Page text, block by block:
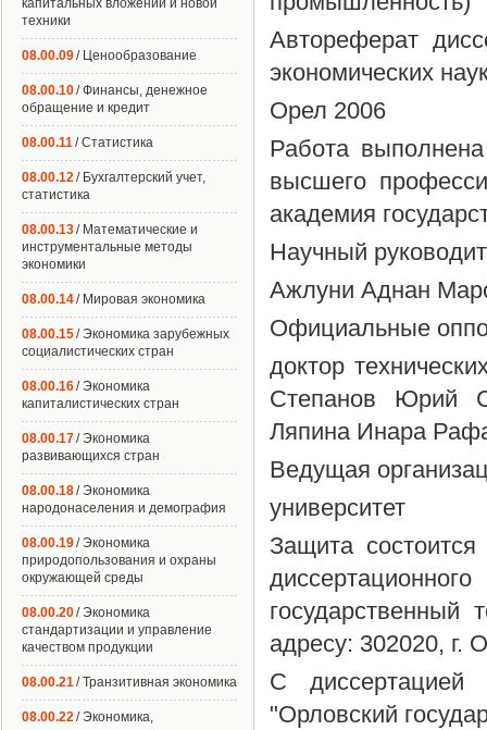
Автореферат
экономических
Орел 2006
Работа
высшего
академия
Научный
Ажлуни Аднан
Официальные
доктор
Степанов Юрий
Ляпина Инара
Ведущая
университет
Защита
адресу: 302020, г.
С
"Орловский
капитальных вложений и новой
техники
08.00.09/ Ценообразование
08.00.10/ Финансы, денежное
обращение и кредит
08.00.11/ Статистика
08.00.12/ Бухгалтерский учет,
статистика
08.00.13/ Математические и
инструментальные методы
экономики
08.00.14/ Мировая экономика
08.00.15/ Экономика зарубежных
социалистических стран
08.00.16/ Экономика
капиталистических стран
08.00.17/ Экономика
развивающихся стран
08.00.18/ Экономика
народонаселения и демография
08.00.19/ Экономика
природопользования и охраны
окружающей среды
08.00.20/ Экономика
стандартизации и управление
качеством продукции
08.00.21/ Транзитивная экономика
08.00.22/ Экономика,